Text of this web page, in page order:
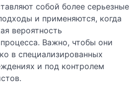
собой более серьезные
и применяются, когда
вероятность
Важно, чтобы они
в специализированных
и под контролем